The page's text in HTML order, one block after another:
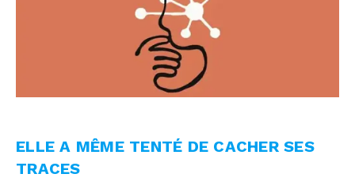
ELLE A MÊME TENTÉ DE CACHER SES
TRACES